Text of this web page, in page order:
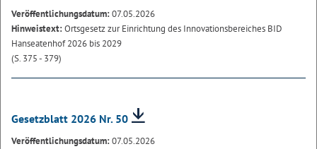
Veröffentlichungsdatum:07.05.2026
Hinweistext:Ortsgesetz zur Einrichtung des Innovationsbereiches BID
Hanseatenhof 2026 bis 2029
(S. 375 - 379)
Gesetzblatt 2026 Nr. 50
Veröffentlichungsdatum:07.05.2026